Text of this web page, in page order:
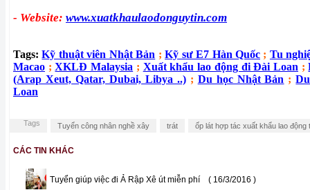
- Website: www.xuatkhaulaodonguytin.com
Tags:Kỹ thuật viên Nhật Bản ; Kỹ sư E7 Hàn Quốc ; Tu
Macao ; XKLĐ Malaysia ; Xuất khẩu lao động đi Đài Loan ;
(Arap Xeut, Qatar, Dubai, Libya ..) ; Du học Nhật Bản ;
Loan
Tags Tuyển công nhân nghề xây trát ốp lát hợp tác xuất khẩu lao
CÁC TIN KHÁC
Tuyển giúp việc đi Ả Rập Xê út miễn phí ( 16/3/2016 )